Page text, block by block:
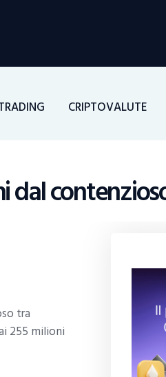
CRIPTOVALUTE
tra
255 milioni